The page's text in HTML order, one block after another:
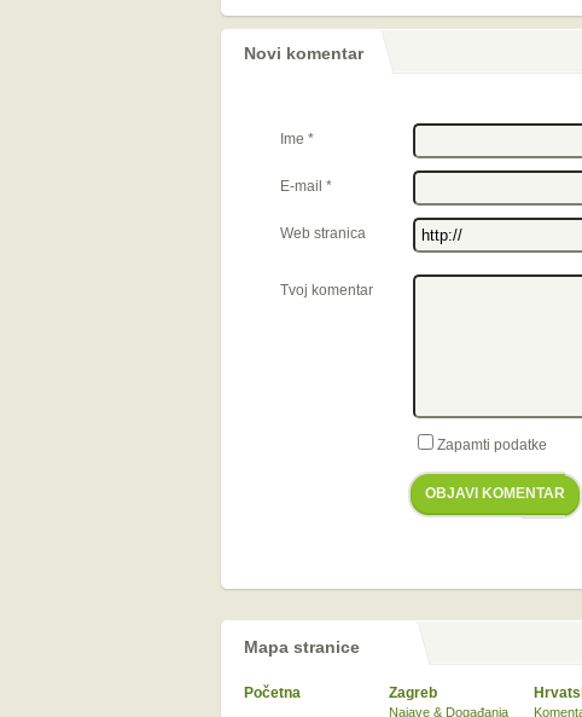
Novi komentar
Ime *
E-mail *
Web stranica
Tvoj komentar
Zapamti podatke
OBJAVI KOMENTAR
Mapa stranice
Početna Zagreb
Najave & Događanja